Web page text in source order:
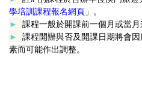
學培訓課程報名網頁 」。
► 課程一般於開課前一個月或當月
► 課程開辦與否及開課日期將會
素而可能作出調整。